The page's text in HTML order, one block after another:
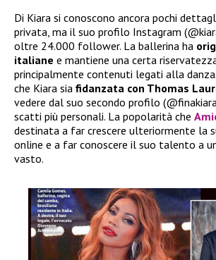
Di Kiara si conoscono ancora pochi
privata, ma il suo profilo Instagram
oltre 24.000 follower. La ballerina ha
italiane e mantiene una certa
principalmente contenuti legati alla
che Kiara sia fidanzata con Thomas
vedere dal suo secondo profilo
scatti più personali. La popolarità che
destinata a far crescere ulteriormente la
online e a far conoscere il suo talento a
vasto.